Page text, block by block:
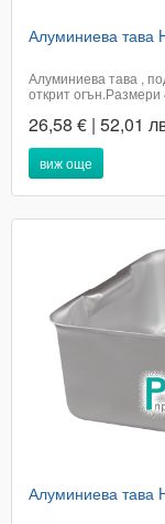
Алуминиева тава
Алуминиева тава ,
открит
сметка на
за вас адрес или
26,58 € | 52,01
виж още
Алуминиева тава